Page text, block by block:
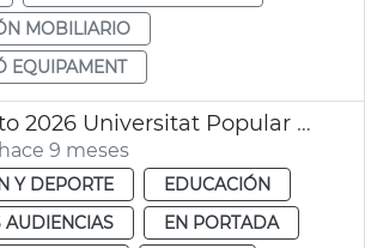
MOBILIARIO
EQUIPAMENT
Presupuesto 2026 Universitat Popular València
9 meses
Y DEPORTE
EDUCACIÓN
AUDIENCIAS
EN PORTADA